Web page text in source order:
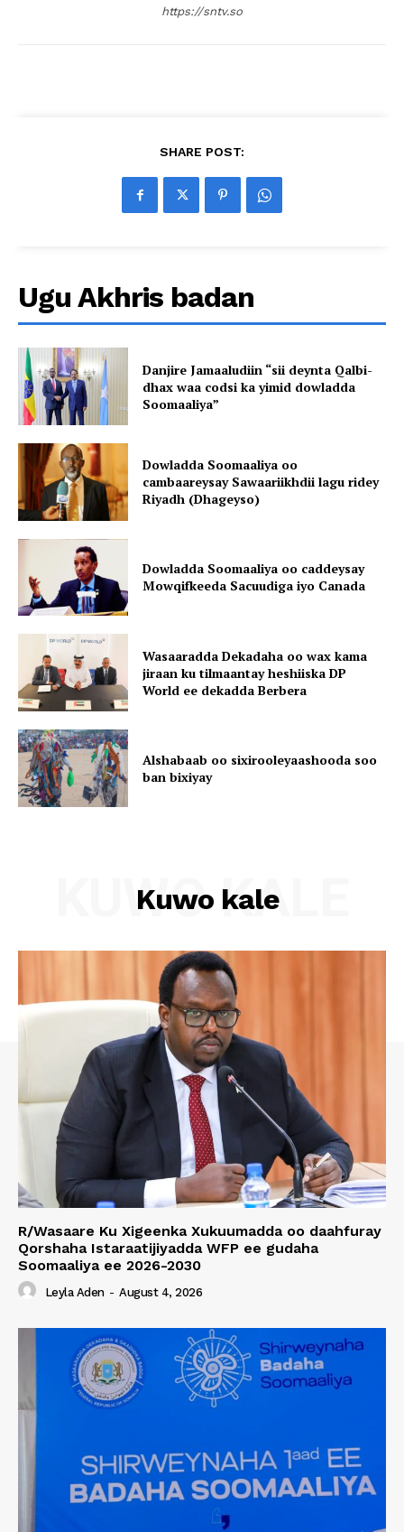
https://sntv.so
SHARE POST:
Ugu Akhris badan
Danjire Jamaaludiin “sii deynta Qalbi-
dhax waa codsi ka yimid dowladda
Soomaaliya”
Dowladda Soomaaliya oo
cambaareysay Sawaariikhdii lagu ridey
Riyadh (Dhageyso)
Dowladda Soomaaliya oo caddeysay
Mowqifkeeda Sacuudiga iyo Canada
Wasaaradda Dekadaha oo wax kama
jiraan ku tilmaantay heshiiska DP
World ee dekadda Berbera
Alshabaab oo sixirooleyaashooda soo
ban bixiyay
Kuwo kale
KUWO KALE
R/Wasaare Ku Xigeenka Xukuumadda oo daahfuray
Qorshaha Istaraatijiyadda WFP ee gudaha
Soomaaliya ee 2026-2030
Leyla Aden - August 4, 2026